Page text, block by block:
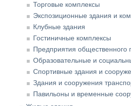
Торговые комплексы
Экспозиционные здания и
Клубные здания
Гостиничные комплексы
Предприятия общественного
Образовательные и
Спортивные здания и
Здания и сооружения
Павильоны и временные